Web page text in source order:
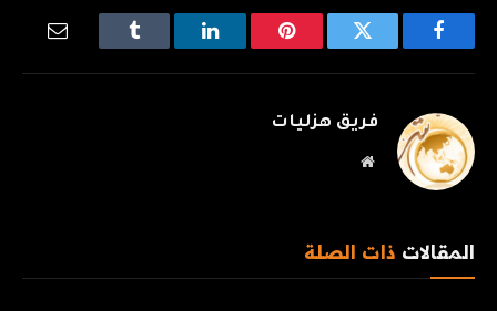
فيسبوك تويتر بينتيريستلينكدإن Tumblr
فريق هزليات
موقع
المقالات ذات الصلة